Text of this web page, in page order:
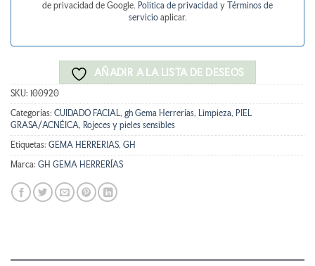
de privacidad de Google. Politica de privacidad y Términos de
servicio aplicar.
AÑADIR A LA LISTA DE DESEOS
SKU: 100920
Categorías: CUIDADO FACIAL, gh Gema Herrerías, Limpieza, PIEL
GRASA/ACNÉICA, Rojeces y pieles sensibles
Etiquetas: GEMA HERRERIAS, GH
Marca: GH GEMA HERRERÍAS